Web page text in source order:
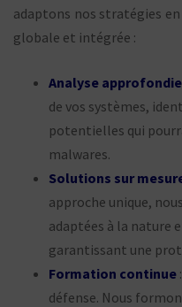
adaptons nos stratégies
globale et intégrée :
Analyse approfondie
de vos systèmes,
potentielles qui
malwares.
Solutions sur
approche unique,
adaptées à la nature
garantissant une
Formation continue
défense. Nous